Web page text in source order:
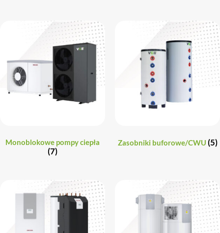
Monoblokowe pompy ciepła
(7)
Zasobniki buforowe/CWU (5)